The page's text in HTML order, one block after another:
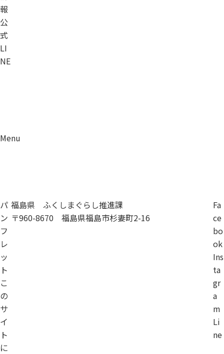
報
公
式
LI
NE
Menu
パ
ン
フ
レ
ッ
ト
こ
の
サ
イ
ト
に
福島県 ふくしまぐらし推進課
〒960-8670 福島県福島市杉妻町2-16
Fa
ce
bo
ok
Ins
ta
gr
a
m
Li
ne